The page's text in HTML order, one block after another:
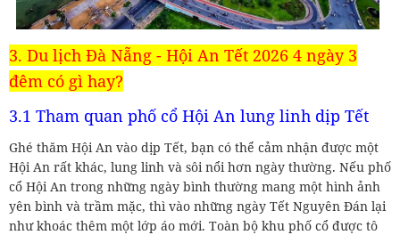
3. Du lịch Đà Nẵng - Hội An Tết 2026 4 ngày 3
đêm có gì hay?
3.1 Tham quan phố cổ Hội An lung linh dịp Tết
Ghé thăm Hội An vào dịp Tết, bạn có thể cảm nhận được một
Hội An rất khác, lung linh và sôi nổi hơn ngày thường. Nếu phố
cổ Hội An trong những ngày bình thường mang một hình ảnh
yên bình và trầm mặc, thì vào những ngày Tết Nguyên Đán lại
như khoác thêm một lớp áo mới. Toàn bộ khu phố cổ được tô